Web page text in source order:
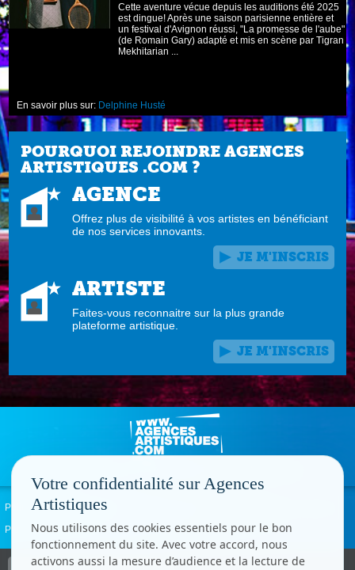
Cette aventure vécue depuis les auditions été 2025
est dingue! Après une saison parisienne entière et
un festival d'Avignon réussi, "La promesse de l'aube"
(de Romain Gary) adapté et mis en scène par Tigran
Mekhitarian ...
En savoir plus sur: Delphine Husté
POURQUOI REJOINDRE AGENCES
ARTISTIQUES .COM ?
AGENCE
Offrez plus de visibilité à vos artistes en bénéficiant
de nos services innovants.
JE M'INSCRIS
ARTISTE
Faites-vous reconnaitre sur la plus grande
plateforme artistique.
JE M'INSCRIS
Politique de confidentialité
Paramètres cookies
Copyright © CC.Comunication
Votre confidentialité sur Agences
Artistiques
Nous utilisons des cookies essentiels pour le bon
fonctionnement du site. Avec votre accord, nous
activons aussi la mesure d’audience et la lecture de